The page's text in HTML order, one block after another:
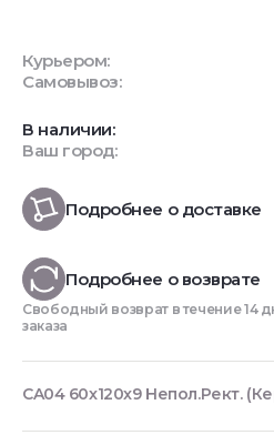
Курьером:
Самовывоз:
В наличии:
Ваш город:
Подробнее о доставке
Подробнее о возврате
Свободный возврат в течение 14
заказа
CA04 60x120x9 Непол.Рект.